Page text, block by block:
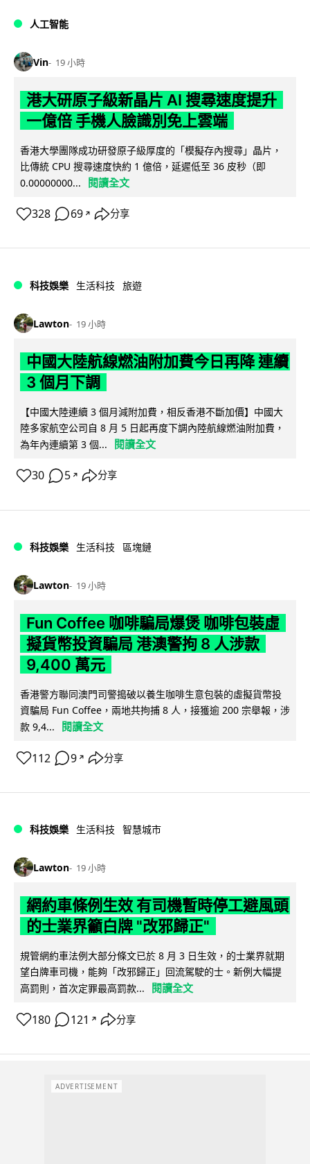
人工智能
Vin 19 小時
港大研原子級新晶片 AI 搜尋速度提升
一億倍 手機人臉識別免上雲端
香港大學團隊成功研發原子級厚度的「模擬存內搜尋」晶片，
比傳統 CPU 搜尋速度快約 1 億倍，延遲低至 36 皮秒（即
0.00000000...
閱讀全文
328 69 ↗ 分享
科技娛樂 生活科技 旅遊
Lawton 19 小時
中國大陸航線燃油附加費今日再降 連續
3 個月下調
【中國大陸連續 3 個月減附加費，相反香港不斷加價】中國大
陸多家航空公司自 8 月 5 日起再度下調內陸航線燃油附加費，
為年內連續第 3 個...
閱讀全文
30 5 ↗ 分享
科技娛樂 生活科技 區塊鏈
Lawton 19 小時
Fun Coffee 咖啡騙局爆煲 咖啡包裝虛
擬貨幣投資騙局 港澳警拘 8 人涉款
9,400 萬元
香港警方聯同澳門司警搗破以養生咖啡生意包裝的虛擬貨幣投
資騙局 Fun Coffee，兩地共拘捕 8 人，接獲逾 200 宗舉報，涉
款 9,4...
閱讀全文
112 9 ↗ 分享
科技娛樂 生活科技 智慧城市
Lawton 19 小時
網約車條例生效 有司機暫時停工避風頭
的士業界籲白牌 "改邪歸正"
規管網約車法例大部分條文已於 8 月 3 日生效，的士業界就期
望白牌車司機，能夠「改邪歸正」回流駕駛的士。新例大幅提
高罰則，首次定罪最高罰款...
閱讀全文
180 121 ↗ 分享
ADVERTISEMENT